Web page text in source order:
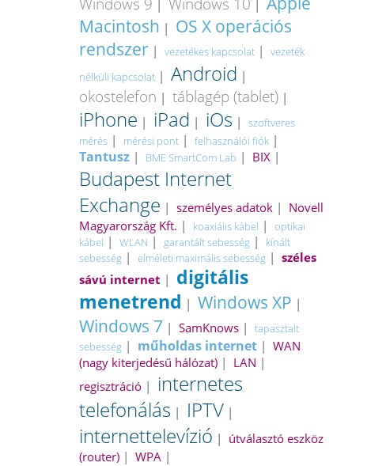
| |
Macintosh | OS X operációs
rendszer | vezetékes kapcsolat | vezeték
nélküli kapcsolat | Android |
okostelefon | táblagép (tablet) |
iPhone | iPad | iOs | szoftveres
mérés | mérési pont | felhasználói fiók |
Tantusz | BME SmartCom Lab | BIX |
Budapest Internet
Exchange | személyes adatok | Novell
Magyarország Kft. | koaxiális kábel | optikai
kábel | WLAN | garantált sebesség |
kínált
sebesség | elméleti maximális sebesség | széles
sávú internet | digitális
menetrend | Windows XP |
Windows 7 | SamKnows | tapasztalt
sebesség | műholdas internet | WAN
(nagy kiterjedésű hálózat) | LAN |
regisztráció | internetes
telefonálás | IPTV |
internettelevízió | útválasztó eszköz
(router) | WPA |